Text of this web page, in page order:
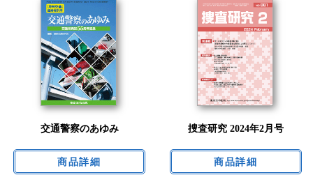
交通警察のあゆみ 捜査研究 2024年2月号